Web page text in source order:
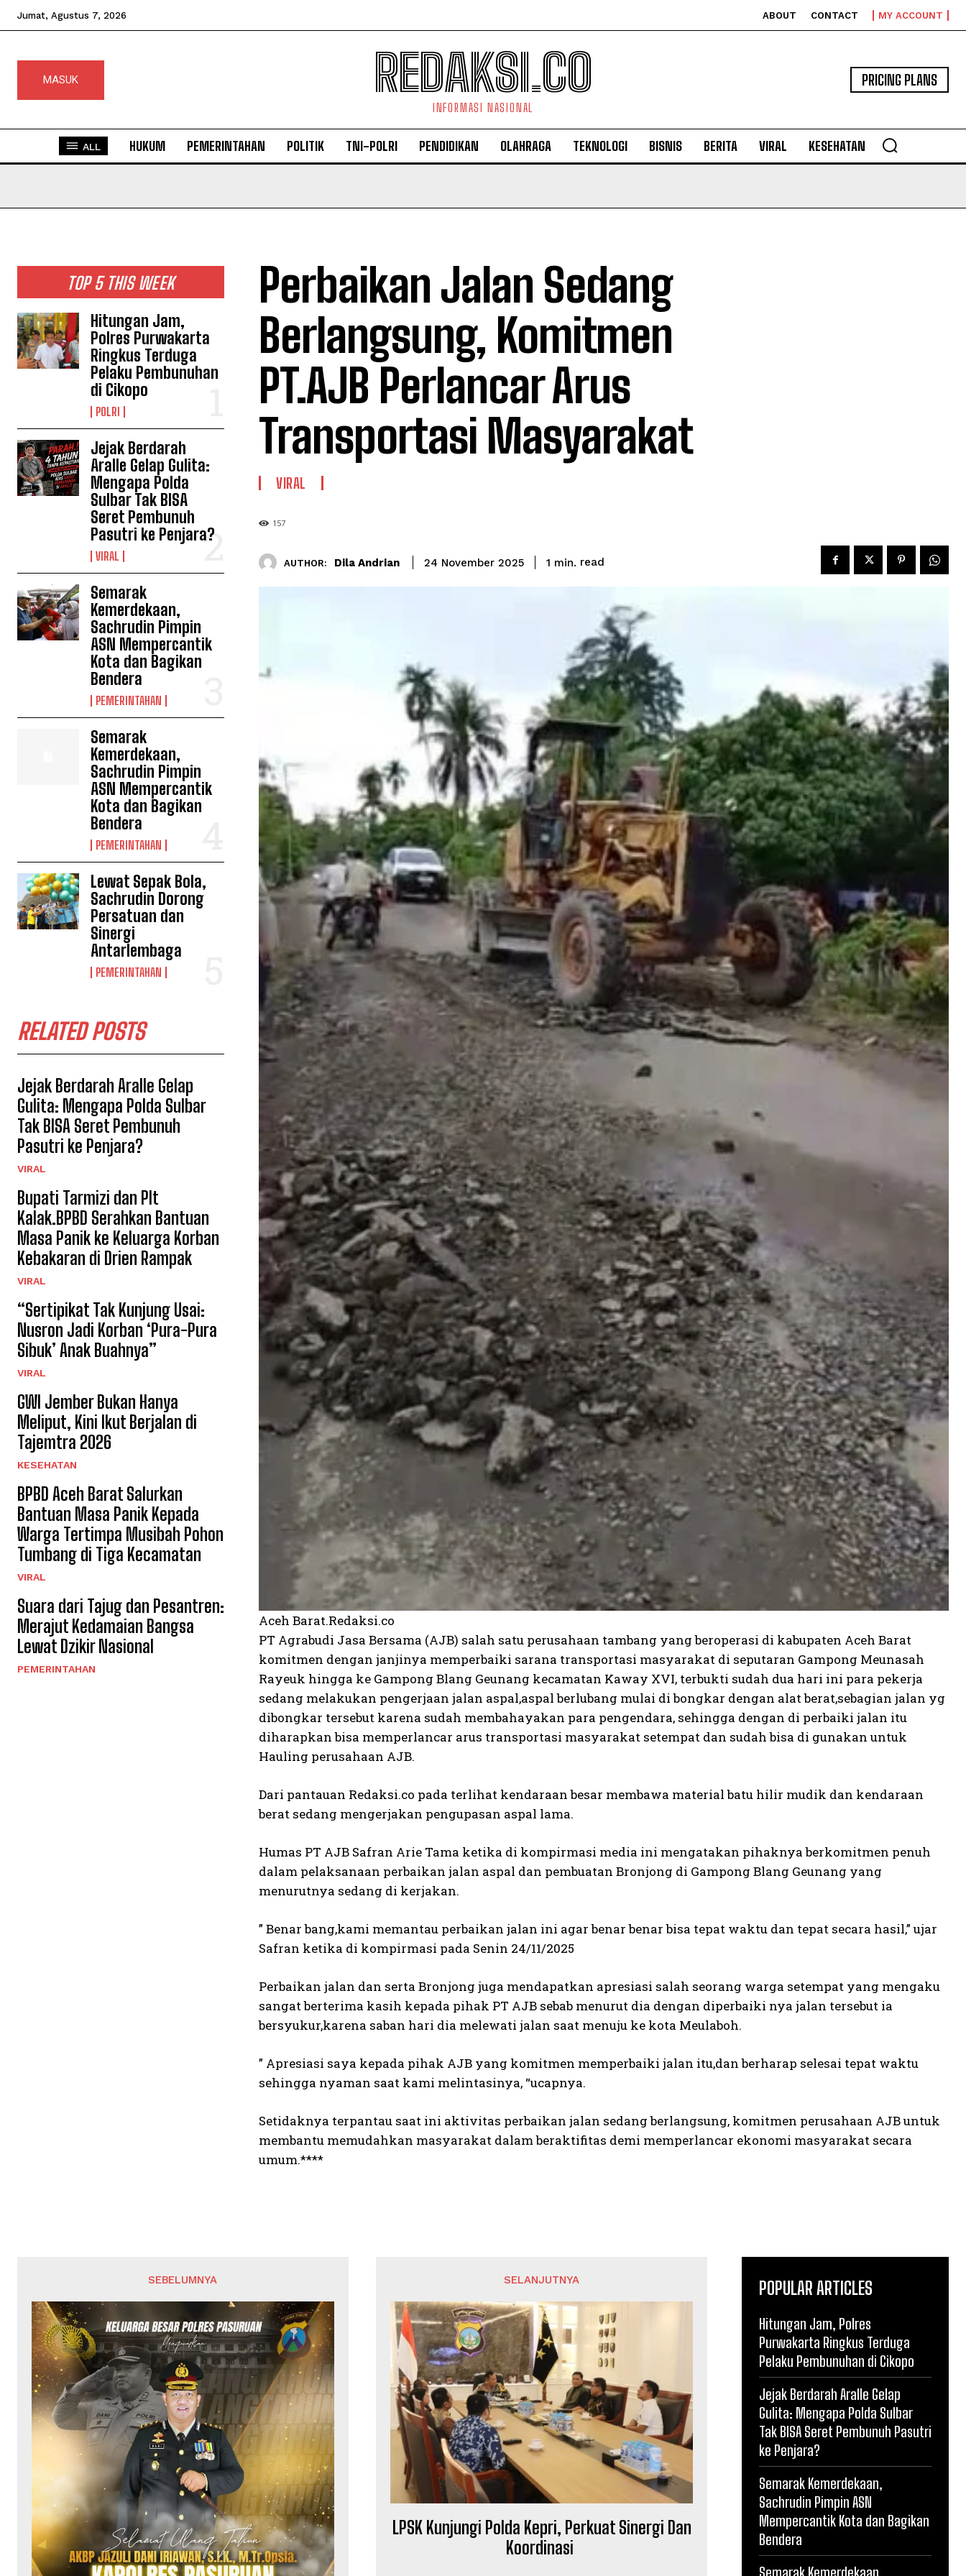
Jumat, Agustus 7, 2026 ABOUT CONTACT MY ACCOUNT
MASUK REDAKSI.CO
INFORMASI NASIONAL
PRICING PLANS
ALL HUKUM PEMERINTAHAN POLITIK TNI-POLRI PENDIDIKAN OLAHRAGA TEKNOLOGI BISNIS BERITA VIRAL KESEHATAN
TOP 5 THIS WEEK
Hitungan Jam,
Polres Purwakarta
Ringkus Terduga
Pelaku Pembunuhan
di Cikopo
POLRI
Jejak Berdarah
Aralle Gelap Gulita:
Mengapa Polda
Sulbar Tak BISA
Seret Pembunuh
Pasutri ke Penjara?
VIRAL
Semarak
Kemerdekaan,
Sachrudin Pimpin
ASN Mempercantik
Kota dan Bagikan
Bendera
PEMERINTAHAN
Semarak
Kemerdekaan,
Sachrudin Pimpin
ASN Mempercantik
Kota dan Bagikan
Bendera
PEMERINTAHAN
Lewat Sepak Bola,
Sachrudin Dorong
Persatuan dan
Sinergi
Antarlembaga
PEMERINTAHAN
RELATED POSTS
Jejak Berdarah Aralle Gelap
Gulita: Mengapa Polda Sulbar
Tak BISA Seret Pembunuh
Pasutri ke Penjara?
VIRAL
Bupati Tarmizi dan Plt
Kalak.BPBD Serahkan Bantuan
Masa Panik ke Keluarga Korban
Kebakaran di Drien Rampak
VIRAL
“Sertipikat Tak Kunjung Usai:
Nusron Jadi Korban ‘Pura-Pura
Sibuk’ Anak Buahnya”
VIRAL
GWI Jember Bukan Hanya
Meliput, Kini Ikut Berjalan di
Tajemtra 2026
KESEHATAN
BPBD Aceh Barat Salurkan
Bantuan Masa Panik Kepada
Warga Tertimpa Musibah Pohon
Tumbang di Tiga Kecamatan
VIRAL
Suara dari Tajug dan Pesantren:
Merajut Kedamaian Bangsa
Lewat Dzikir Nasional
PEMERINTAHAN
Perbaikan Jalan Sedang
Berlangsung, Komitmen
PT.AJB Perlancar Arus
Transportasi Masyarakat
VIRAL
157
AUTHOR: Dila Andrian 24 November 2025 1 min. read
Aceh Barat.Redaksi.co
PT Agrabudi Jasa Bersama (AJB) salah satu perusahaan tambang yang beroperasi di kabupaten Aceh Barat
komitmen dengan janjinya memperbaiki sarana transportasi masyarakat di seputaran Gampong Meunasah
Rayeuk hingga ke Gampong Blang Geunang kecamatan Kaway XVI, terbukti sudah dua hari ini para pekerja
sedang melakukan pengerjaan jalan aspal,aspal berlubang mulai di bongkar dengan alat berat,sebagian jalan yg
dibongkar tersebut karena sudah membahayakan para pengendara, sehingga dengan di perbaiki jalan itu
diharapkan bisa memperlancar arus transportasi masyarakat setempat dan sudah bisa di gunakan untuk
Hauling perusahaan AJB.
Dari pantauan Redaksi.co pada terlihat kendaraan besar membawa material batu hilir mudik dan kendaraan
berat sedang mengerjakan pengupasan aspal lama.
Humas PT AJB Safran Arie Tama ketika di kompirmasi media ini mengatakan pihaknya berkomitmen penuh
dalam pelaksanaan perbaikan jalan aspal dan pembuatan Bronjong di Gampong Blang Geunang yang
menurutnya sedang di kerjakan.
” Benar bang,kami memantau perbaikan jalan ini agar benar benar bisa tepat waktu dan tepat secara hasil,” ujar
Safran ketika di kompirmasi pada Senin 24/11/2025
Perbaikan jalan dan serta Bronjong juga mendapatkan apresiasi salah seorang warga setempat yang mengaku
sangat berterima kasih kepada pihak PT AJB sebab menurut dia dengan diperbaiki nya jalan tersebut ia
bersyukur,karena saban hari dia melewati jalan saat menuju ke kota Meulaboh.
” Apresiasi saya kepada pihak AJB yang komitmen memperbaiki jalan itu,dan berharap selesai tepat waktu
sehingga nyaman saat kami melintasinya, “ucapnya.
Setidaknya terpantau saat ini aktivitas perbaikan jalan sedang berlangsung, komitmen perusahaan AJB untuk
membantu memudahkan masyarakat dalam beraktifitas demi memperlancar ekonomi masyarakat secara
umum.****
SEBELUMNYA SELANJUTNYA
LPSK Kunjungi Polda Kepri, Perkuat Sinergi Dan
Koordinasi
POPULAR ARTICLES
Hitungan Jam, Polres
Purwakarta Ringkus Terduga
Pelaku Pembunuhan di Cikopo
Jejak Berdarah Aralle Gelap
Gulita: Mengapa Polda Sulbar
Tak BISA Seret Pembunuh Pasutri
ke Penjara?
Semarak Kemerdekaan,
Sachrudin Pimpin ASN
Mempercantik Kota dan Bagikan
Bendera
Semarak Kemerdekaan,